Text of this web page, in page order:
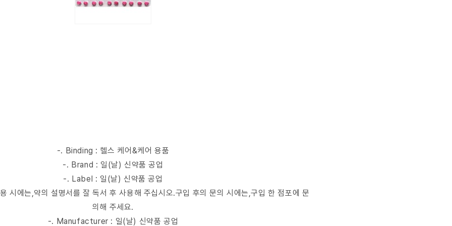
-. Binding : 헬스 케어&케어 용품
-. Brand : 일(날) 신약품 공업
-. Label : 일(날) 신약품 공업
에는,약의 설명서를 잘 독서 후 사용해 주십시오.구입 후의 문의 시에는,구입 한 점포에 문
의해 주세요.
-. Manufacturer : 일(날) 신약품 공업